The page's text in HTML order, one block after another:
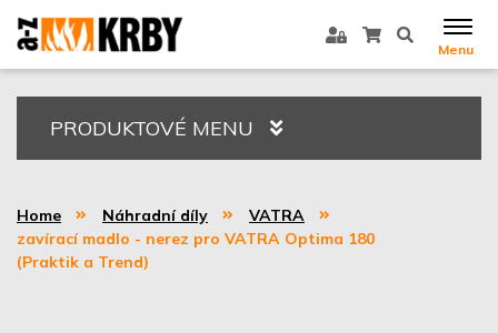
Menu
PRODUKTOVÉ MENU
Home Náhradní díly
VATRA
zavírací madlo - nerez pro VATRA Optima 180
(Praktik a Trend)